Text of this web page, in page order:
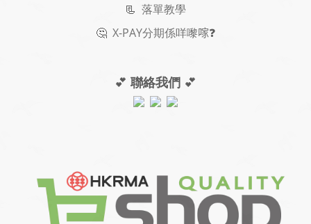
📃 落單教學
🤔 X-PAY分期係咩嚟𠺢❓
💕 聯絡我們 💕